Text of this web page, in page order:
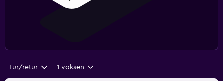
Tur/retur 1 voksen